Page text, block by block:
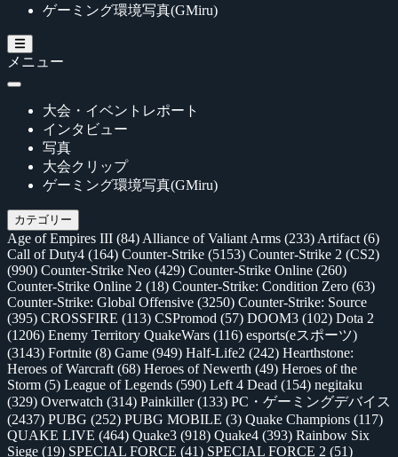
ゲーミング環境写真(GMiru)
メニュー
大会・イベントレポート
インタビュー
写真
大会クリップ
ゲーミング環境写真(GMiru)
カテゴリー
Age of Empires III (84) Alliance of Valiant Arms (233) Artifact (6)
Call of Duty4 (164) Counter-Strike (5153) Counter-Strike 2 (CS2)
(990) Counter-Strike Neo (429) Counter-Strike Online (260)
Counter-Strike Online 2 (18) Counter-Strike: Condition Zero (63)
Counter-Strike: Global Offensive (3250) Counter-Strike: Source
(395) CROSSFIRE (113) CSPromod (57) DOOM3 (102) Dota 2
(1206) Enemy Territory QuakeWars (116) esports(eスポーツ)
(3143) Fortnite (8) Game (949) Half-Life2 (242) Hearthstone:
Heroes of Warcraft (68) Heroes of Newerth (49) Heroes of the
Storm (5) League of Legends (590) Left 4 Dead (154) negitaku
(329) Overwatch (314) Painkiller(133) PC・ゲーミングデバイス
(2437) PUBG (252) PUBG MOBILE (3) Quake Champions (117)
QUAKE LIVE (464) Quake3 (918) Quake4 (393) Rainbow Six
Siege (19) SPECIAL FORCE (41) SPECIAL FORCE 2 (51)